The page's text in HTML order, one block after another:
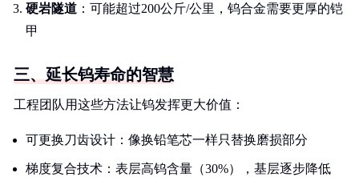
硬岩隧道 ：可能超过200公斤/公里，钨合金需要更厚的铠
甲
三、延长钨寿命的智慧
工程团队用这些方法让钨发挥更大价值：
可更换刀齿设计：像换铅笔芯一样只替换磨损部分
梯度复合技术：表层高钨含量（30%），基层逐步降低